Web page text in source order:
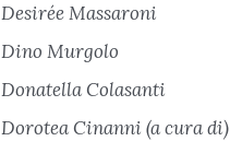
Desirée Massaroni
Dino Murgolo
Donatella Colasanti
Dorotea Cinanni (a cura di)